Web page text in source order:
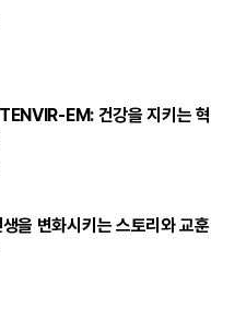
EM: 건강을 지키는 혁
을 변화시키는 스토리와 교훈